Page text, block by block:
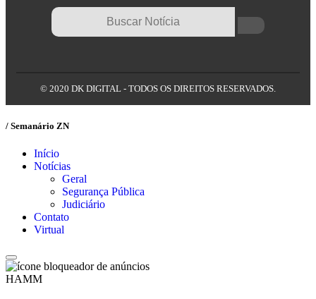
© 2020 DK DIGITAL - TODOS OS DIREITOS RESERVADOS.
/ Semanário ZN
Início
Notícias
Geral
Segurança Pública
Judiciário
Contato
Virtual
HAMM